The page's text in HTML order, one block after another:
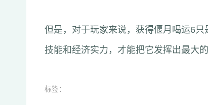
但是，对于玩家来说，获得偃月喝运6
技能和经济实力，才能把它发挥出最大的
标签：